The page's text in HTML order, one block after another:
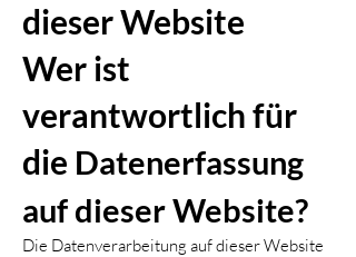
dieser Website
Wer ist
verantwortlich für
die Datenerfassung
auf dieser Website?
Die Datenverarbeitung auf dieser Website